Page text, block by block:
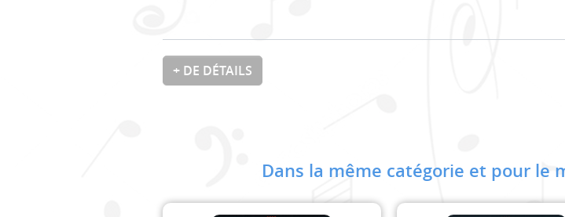
+ DE DÉTAILS
Dans la même catégorie et pour le